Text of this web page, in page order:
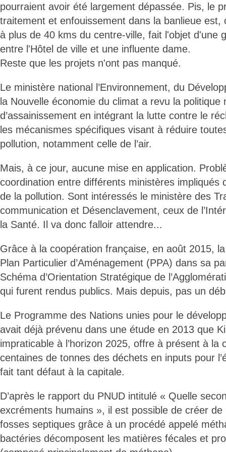
pourraient avoir été largement dépassée. Pis, le
traitement et enfouissement dans la banlieue est,
à plus de 40 kms du centre-ville, fait l'objet d'une
entre l'Hôtel de ville et une influente dame.
Reste que les projets n'ont pas manqué.
Le ministère national l’Environnement, du
la Nouvelle économie du climat a revu la politique
d’assainissement en intégrant la lutte contre le
les mécanismes spécifiques visant à réduire
pollution, notamment celle de l’air.
Mais, à ce jour, aucune mise en application.
coordination entre différents ministères impliqués
de la pollution. Sont intéressés le ministère des
communication et Désenclavement, ceux de
la Santé. Il va donc falloir attendre...
Grâce à la coopération française, en août 2015,
Plan Particulier d’Aménagement (PPA) dans sa
Schéma d’Orientation Stratégique de
qui furent rendus publics. Mais depuis, pas un
Le Programme des Nations unies pour le
avait déjà prévenu dans une étude en 2013 que
impraticable à l’horizon 2025, offre à présent à la
centaines de tonnes des déchets en inputs pour
fait tant défaut à la capitale.
D’après le rapport du PNUD intitulé « Quelle
excréments humains », il est possible de créer
fosses septiques grâce à un procédé appelé
bactéries décomposent les matières fécales et